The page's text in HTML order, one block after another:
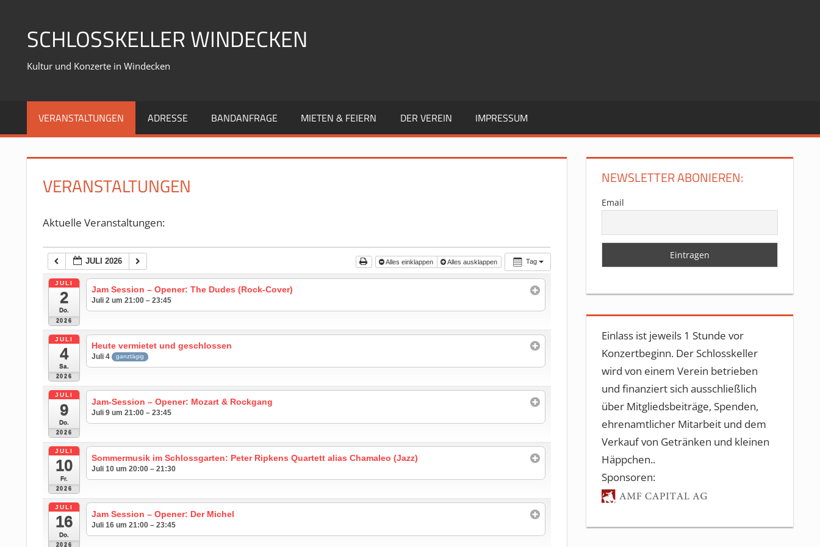
springenSCHLOSSKELLER WINDECKEN
Kultur und Konzerte in Windecken
VERANSTALTUNGEN ADRESSE BANDANFRAGE MIETEN & FEIERN DER VEREIN IMPRESSUM
VERANSTALTUNGEN
Aktuelle Veranstaltungen:
Tag
JULI 2026 Alles einklappen Alles ausklappen
JULI
2
Do.
2026
Jam Session – Opener: The Dudes (Rock-Cover)
Juli 2 um 21:00 – 23:45
JULI
4
Sa.
2026
Heute vermietet und geschlossen
Juli 4 ganztägig
JULI
9
Do.
2026
Jam-Session – Opener: Mozart & Rockgang
Juli 9 um 21:00 – 23:45
JULI
10
Fr.
2026
Sommermusik im Schlossgarten: Peter Ripkens Quartett alias Chamaleo (Jazz)
Juli 10 um 20:00 – 21:30
JULI
16
Do.
2026
Jam Session – Opener: Der Michel
Juli 16 um 21:00 – 23:45
NEWSLETTER ABONIEREN:
Email
Einlass ist jeweils 1 Stunde vor
Konzertbeginn. Der Schlosskeller
wird von einem Verein betrieben
und finanziert sich ausschließlich
über Mitgliedsbeiträge, Spenden,
ehrenamtlicher Mitarbeit und dem
Verkauf von Getränken und kleinen
Häppchen..
Sponsoren: